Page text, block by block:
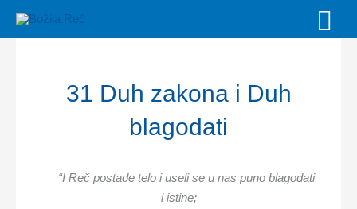
31 Duh zakona i Duh
blagodati
“I Reč postade telo i useli se u nas puno blagodati
i istine;